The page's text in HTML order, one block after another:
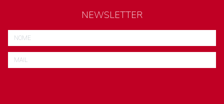
NEWSLETTER